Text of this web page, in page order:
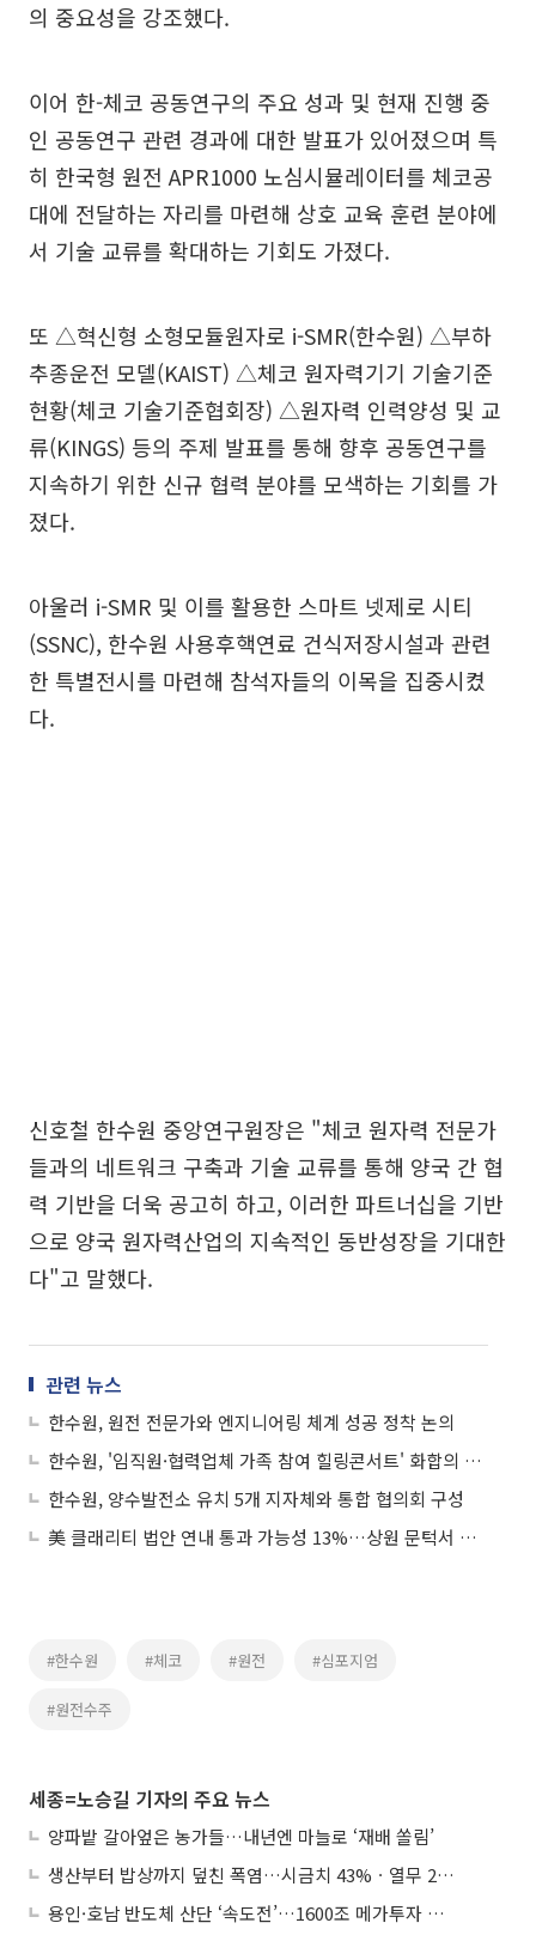
의 중요성을 강조했다.
이어 한-체코 공동연구의 주요 성과 및 현재 진행 중
인 공동연구 관련 경과에 대한 발표가 있어졌으며 특
히 한국형 원전 APR1000 노심시뮬레이터를 체코공
대에 전달하는 자리를 마련해 상호 교육 훈련 분야에
서 기술 교류를 확대하는 기회도 가졌다.
또 △혁신형 소형모듈원자로 i-SMR(한수원) △부하
추종운전 모델(KAIST) △체코 원자력기기 기술기준
현황(체코 기술기준협회장) △원자력 인력양성 및 교
류(KINGS) 등의 주제 발표를 통해 향후 공동연구를
지속하기 위한 신규 협력 분야를 모색하는 기회를 가
졌다.
아울러 i-SMR 및 이를 활용한 스마트 넷제로 시티
(SSNC), 한수원 사용후핵연료 건식저장시설과 관련
한 특별전시를 마련해 참석자들의 이목을 집중시켰
다.
신호철 한수원 중앙연구원장은 "체코 원자력 전문가
들과의 네트워크 구축과 기술 교류를 통해 양국 간 협
력 기반을 더욱 공고히 하고, 이러한 파트너십을 기반
으로 양국 원자력산업의 지속적인 동반성장을 기대한
다"고 말했다.
관련 뉴스
한수원, 원전 전문가와 엔지니어링 체계 성공 정착 논의
한수원, '임직원·협력업체 가족 참여 힐링콘서트' 화합의 장으로
한수원, 양수발전소 유치 5개 지자체와 통합 협의회 구성
美 클래리티 법안 연내 통과 가능성 13%…상원 문턱서 제동
#한수원 #체코 #원전 #심포지엄
#원전수주
세종=노승길 기자의 주요 뉴스
양파밭 갈아엎은 농가들…내년엔 마늘로 ‘재배 쏠림’
생산부터 밥상까지 덮친 폭염…시금치 43%ㆍ열무 28% 급등
용인·호남 반도체 산단 ‘속도전’…1600조 메가투자 이행 총력